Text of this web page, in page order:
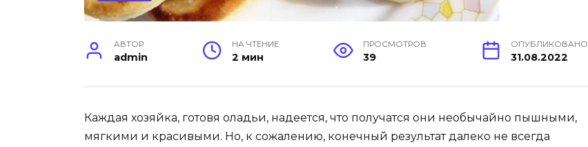
АВТОР
admin
НА ЧТЕНИЕ
2 мин
ПРОСМОТРОВ
39
ОПУБЛИКОВАНО
31.08.2022
Каждая хозяйка, готовя оладьи, надеется, что получатся они необычайно пышными,
мягкими и красивыми. Но, к сожалению, конечный результат далеко не всегда